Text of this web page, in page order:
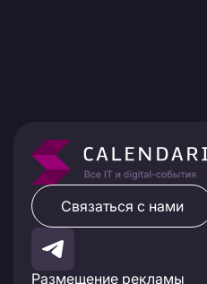
Размещение рекламы
Связаться с нами